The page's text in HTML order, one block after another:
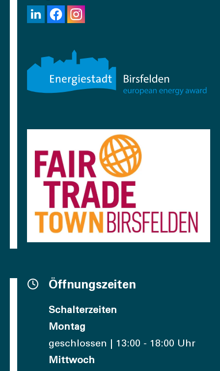
Öffnungszeiten
Schalterzeiten
Montag
geschlossen | 13:00 - 18:00 Uhr
Mittwoch